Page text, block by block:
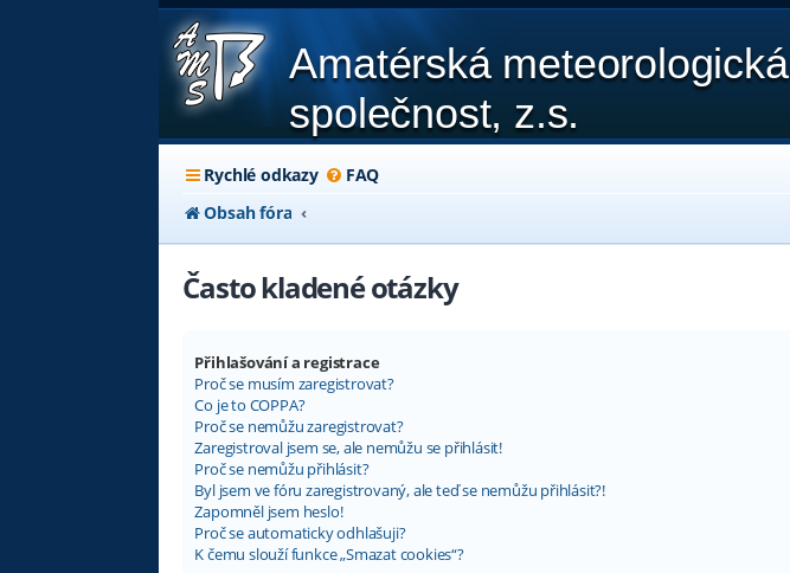
Amatérská meteorologická
společnost, z.s.
Rychlé odkazy FAQ
Obsah fóra
Často kladené otázky
Přihlašování a registrace
Proč se musím zaregistrovat?
Co je to COPPA?
Proč se nemůžu zaregistrovat?
Zaregistroval jsem se, ale nemůžu se přihlásit!
Proč se nemůžu přihlásit?
Byl jsem ve fóru zaregistrovaný, ale teď se nemůžu přihlásit?!
Zapomněl jsem heslo!
Proč se automaticky odhlašuji?
K čemu slouží funkce „Smazat cookies“?